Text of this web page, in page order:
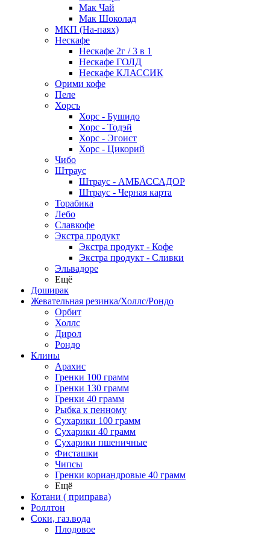
Мак Чай
Мак Шоколад
МКП (На-паях)
Нескафе
Нескафе 2г / 3 в 1
Нескафе ГОЛД
Нескафе КЛАССИК
Орими кофе
Пеле
Хорсъ
Хорс - Бушидо
Хорс - Тодэй
Хорс - Эгоист
Хорс - Цикорий
Чибо
Штраус
Штраус - АМБАССАДОР
Штраус - Черная карта
Торабика
Лебо
Славкофе
Экстра продукт
Экстра продукт - Кофе
Экстра продукт - Сливки
Эльвадоре
Ещё
Доширак
Жевательная резинка/Холлс/Рондо
Орбит
Холлс
Дирол
Рондо
Клины
Арахис
Гренки 100 грамм
Гренки 130 грамм
Гренки 40 грамм
Рыбка к пенному
Сухарики 100 грамм
Сухарики 40 грамм
Сухарики пшеничные
Фисташки
Чипсы
Гренки кориандровые 40 грамм
Ещё
Котани ( приправа)
Роллтон
Соки, газ.вода
Плодовое